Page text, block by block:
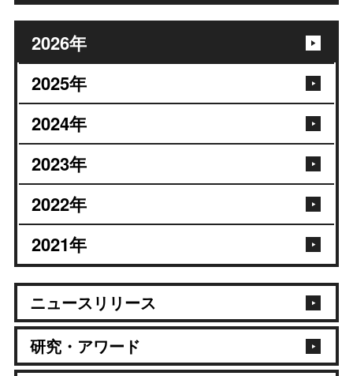
2026年
2025年
2024年
2023年
2022年
2021年
ニュースリリース
研究・アワード